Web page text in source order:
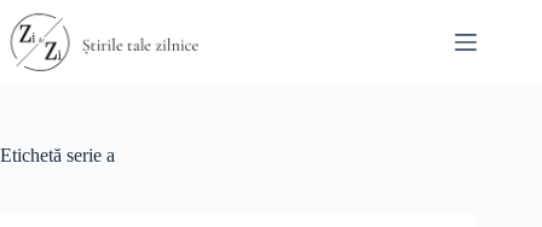
la
conținut
Etichetă serie a